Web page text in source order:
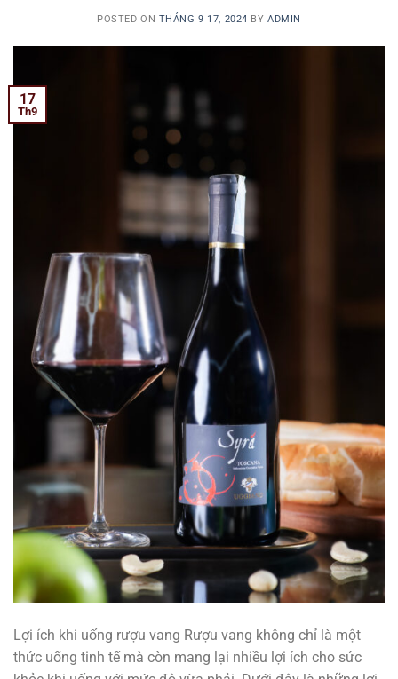
POSTED ON THÁNG 9 17, 2024 BY ADMIN
17
Th9
Lợi ích khi uống rượu vang Rượu vang không chỉ là một
thức uống tinh tế mà còn mang lại nhiều lợi ích cho sức